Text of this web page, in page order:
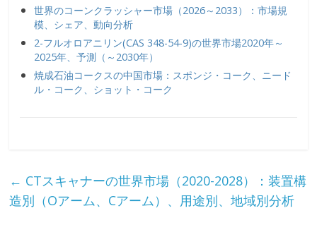
世界のコーンクラッシャー市場（2026～2033）：市場規
模、シェア、動向分析
2-フルオロアニリン(CAS 348-54-9)の世界市場2020年～
2025年、予測（～2030年）
焼成石油コークスの中国市場：スポンジ・コーク、ニード
ル・コーク、ショット・コーク
← CTスキャナーの世界市場（2020-2028）：装置構
造別（Oアーム、Cアーム）、用途別、地域別分析